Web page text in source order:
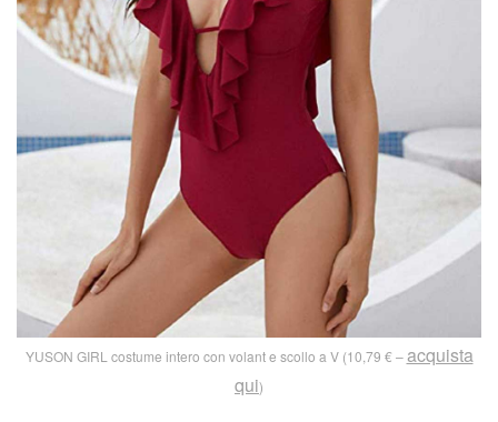
YUSON GIRL costume intero con volant e scollo a V (10,79 € –acquista
qui)